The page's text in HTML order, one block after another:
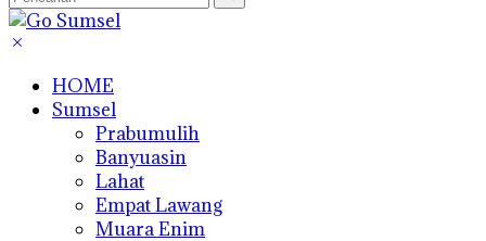
HOME
Sumsel
Prabumulih
Banyuasin
Lahat
Empat Lawang
Muara Enim